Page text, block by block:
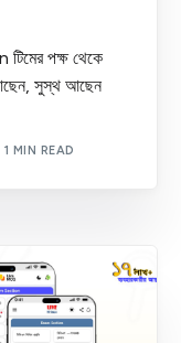
পক্ষ থেকে
সুস্থ আছেন
1 MIN READ